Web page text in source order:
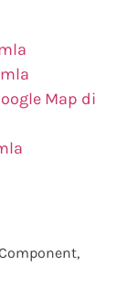
Map di